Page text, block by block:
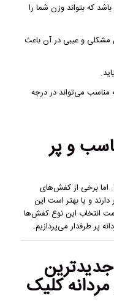
که بتواند وزن شما را
و عیبی در آن باعث
مناسب می‌تواند در درجه
و پر
اما برخی از کفش‌های
و یا بهتر است این
انتخاب این نوع کفش‌ها
پر طرفدار می‌پردازیم.
جدیدترین
کلیک